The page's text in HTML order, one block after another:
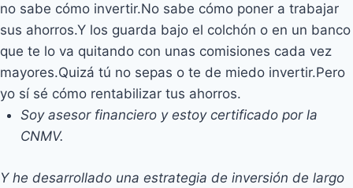
no sabe cómo invertir.No sabe cómo poner a trabajar
sus ahorros.Y los guarda bajo el colchón o en un banco
que te lo va quitando con unas comisiones cada vez
mayores.Quizá tú no sepas o te de miedo invertir.Pero
yo sí sé cómo rentabilizar tus ahorros.
Soy asesor financiero y estoy certificado por la
CNMV.
Y he desarrollado una estrategia de inversión de largo